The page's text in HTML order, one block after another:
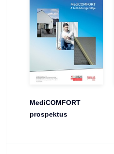
MediCOMFORT
prospektus